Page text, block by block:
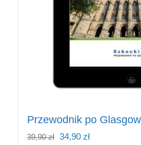
Przewodnik po
39,90zł Pierwotna
34,90 złAktualna